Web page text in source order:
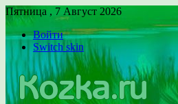
Пятница , 7 Август 2026
Войти
Switch skin